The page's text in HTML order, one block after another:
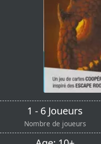
1 - 6 Joueurs
Nombre de joueurs